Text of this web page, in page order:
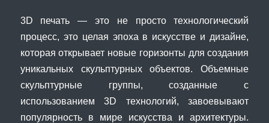
3D печать — это не просто технологический
процесс, это целая эпоха в искусстве и дизайне,
которая открывает новые горизонты для создания
уникальных скульптурных объектов. Объемные
скульптурные группы, созданные с
использованием 3D технологий, завоевывают
популярность в мире искусства и архитектуры.